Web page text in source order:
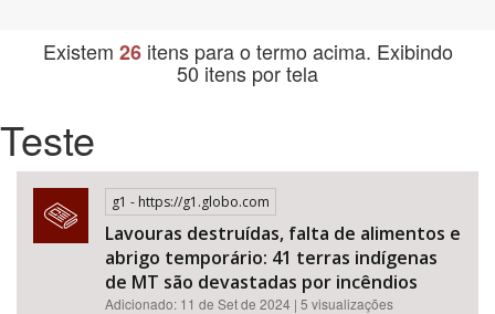
Tema
Existem 26itens para o termo acima. Exibindo
50 itens por tela
Teste
g1 - https://g1.globo.com
Lavouras destruídas, falta de alimentos e
abrigo temporário: 41 terras indígenas
de MT são devastadas por incêndios
Adicionado: 11 de Set de 2024 | 5 visualizações